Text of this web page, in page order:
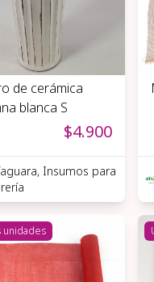
de cerámica
blanca S
$4.900
Insumos para
unidades